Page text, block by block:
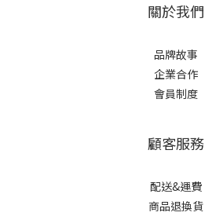
關於我們
品牌故事
企業合作
會員制度
顧客服務
配送&運費
商品退換貨